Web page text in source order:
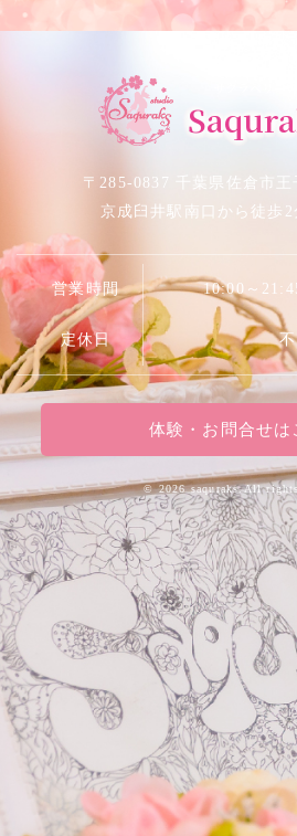
〒285-0837 千葉県佐倉市王
京成臼井駅南口から徒歩2
営業時間 10:00～
定休日
体験・お問合せは
©2026 saquraks.All